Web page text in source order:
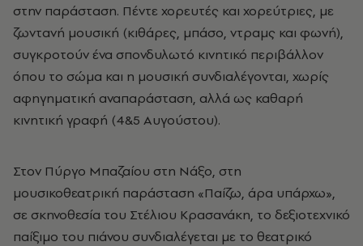
στην παράσταση. Πέντε χορευτές και χορεύτριες, με
ζωντανή μουσική (κιθάρες, μπάσο, ντραμς και φωνή),
συγκροτούν ένα σπονδυλωτό κινητικό περιβάλλον
όπου το σώμα και η μουσική συνδιαλέγονται, χωρίς
αφηγηματική αναπαράσταση, αλλά ως καθαρή
κινητική γραφή (4&5 Αυγούστου).
Στον Πύργο Μπαζαίου στη Νάξο, στη
μουσικοθεατρική παράσταση «Παίζω, άρα υπάρχω»,
σε σκηνοθεσία του Στέλιου Κρασανάκη, το δεξιοτεχνικό
παίξιμο του πιάνου συνδιαλέγεται με το θεατρικό